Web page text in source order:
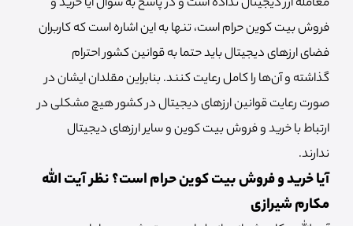
فروش بیت کوین حرام است، تنها به این اشاره است که کاربران
فضای ارزهای دیجیتال باید حتما به قوانین کشور احترام
گذاشته و آن‌ها را کامل رعایت کنند. بنابراین مقلدان ایشان در
صورت رعایت قوانین ارزهای دیجیتال در کشور هیچ مشکلی در
ارتباط با خرید و فروش بیت کوین و سایر ارزهای دیجیتال
ندارند.
آیا خرید و فروش بیت کوین حرام است؟ نظر آیت الله
مکارم شیرازی